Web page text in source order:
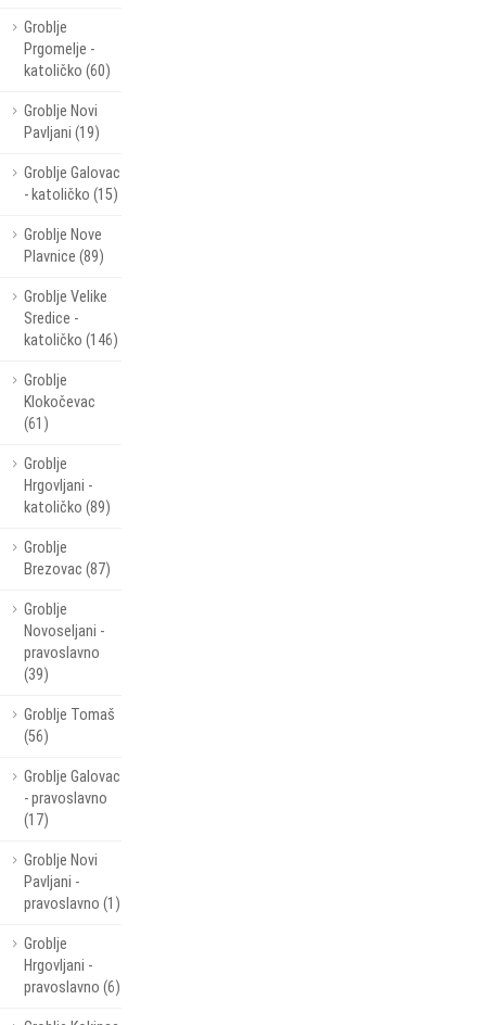
Groblje
Prgomelje -
katoličko (60)
Groblje Novi
Pavljani (19)
Groblje Galovac
- katoličko (15)
Groblje Nove
Plavnice (89)
Groblje Velike
Sredice -
katoličko (146)
Groblje
Klokočevac
(61)
Groblje
Hrgovljani -
katoličko (89)
Groblje
Brezovac (87)
Groblje
Novoseljani -
pravoslavno
(39)
Groblje Tomaš
(56)
Groblje Galovac
- pravoslavno
(17)
Groblje Novi
Pavljani -
pravoslavno (1)
Groblje
Hrgovljani -
pravoslavno (6)